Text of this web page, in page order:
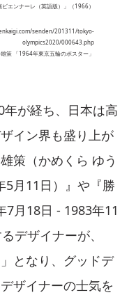
エンナーレ（英語版）」（1966）
senden/201311/tokyo-
olympics2020/000643.php
策 「1964年東京五輪のポスター」
が経ち、日本は高
イン界も盛り上が
策（かめくら ゆう
5月11日）』や『勝
7月18日 - 1983年11
デザイナーが、
となり、グッドデ
ザイナーの士気を